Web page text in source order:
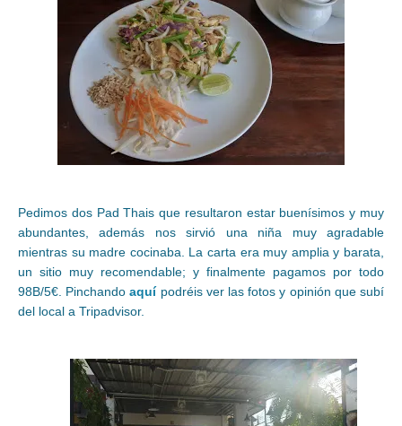
Pedimos dos Pad Thais que resultaron estar buenísimos y muy
abundantes, además nos sirvió una niña muy agradable
mientras su madre cocinaba. La carta era muy amplia y barata,
un sitio muy recomendable; y finalmente pagamos por todo
98B/5€. Pinchandoaquípodréis ver las fotos y opinión que subí
del local a Tripadvisor.